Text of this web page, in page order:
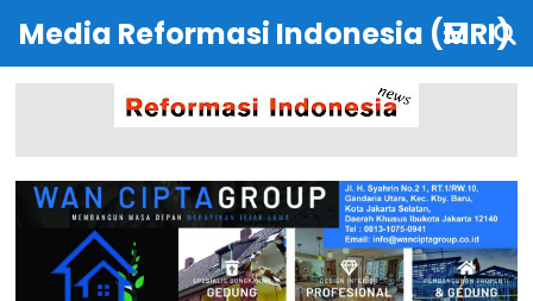
Media Reformasi Indonesia (MRI)